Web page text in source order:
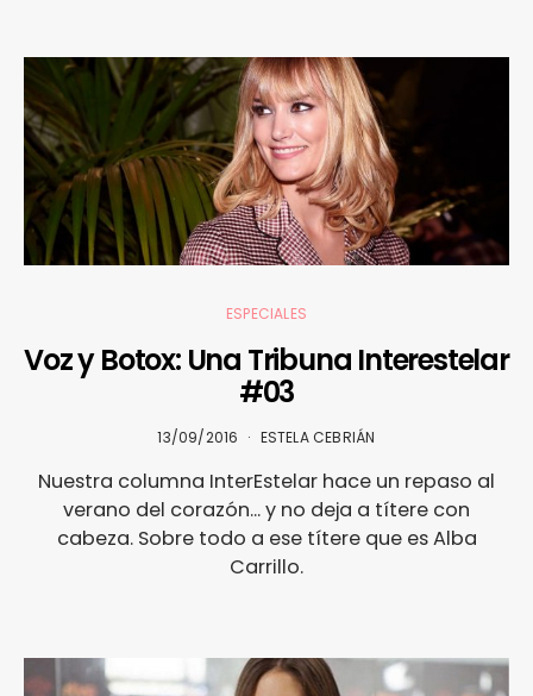
ESPECIALES
Voz y Botox: Una Tribuna Interestelar
#03
13/09/2016 ESTELA CEBRIÁN
Nuestra columna InterEstelar hace un repaso al
verano del corazón... y no deja a títere con
cabeza. Sobre todo a ese títere que es Alba
Carrillo.